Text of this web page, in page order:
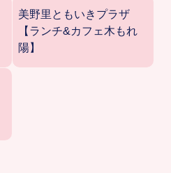
美野里ともいきプラザ
【ランチ&カフェ木もれ
陽】